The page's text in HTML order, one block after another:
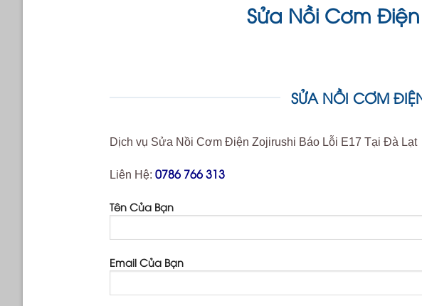
Sửa Nồi Cơm Điện
SỬA NỒI CƠM
Dịch vụ Sửa Nồi Cơm Điện Zojirushi Báo Lỗi E17 Tại Đà Lạt
Liên Hệ: 0786 766 313
Tên Của Bạn
Email Của Bạn